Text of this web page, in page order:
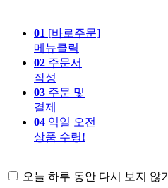
01 [바로주문]
메뉴클릭
02 주문서
작성
03 주문 및
결제
04 익일 오전
상품 수령!
오늘 하루 동안 다시 보지 않기